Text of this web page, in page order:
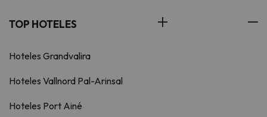
TOP HOTELES
Hoteles Grandvalira
Hoteles Vallnord Pal-Arinsal
Hoteles Port Ainé